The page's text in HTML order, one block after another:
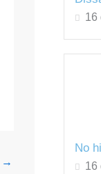
→
16
No
16